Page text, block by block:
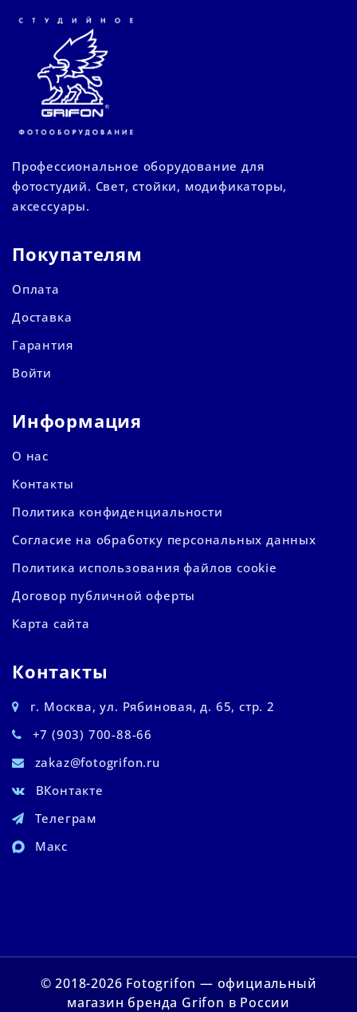
Профессиональное оборудование для
фотостудий. Свет, стойки, модификаторы,
аксессуары.
Покупателям
Оплата
Доставка
Гарантия
Войти
Информация
О нас
Контакты
Политика конфиденциальности
Согласие на обработку персональных данных
Политика использования файлов cookie
Договор публичной оферты
Карта сайта
Контакты
г. Москва, ул. Рябиновая, д. 65, стр. 2
+7 (903) 700-88-66
zakaz@fotogrifon.ru
ВКонтакте
Телеграм
Макс
© 2018-2026 Fotogrifon — официальный
магазин бренда Grifon в России